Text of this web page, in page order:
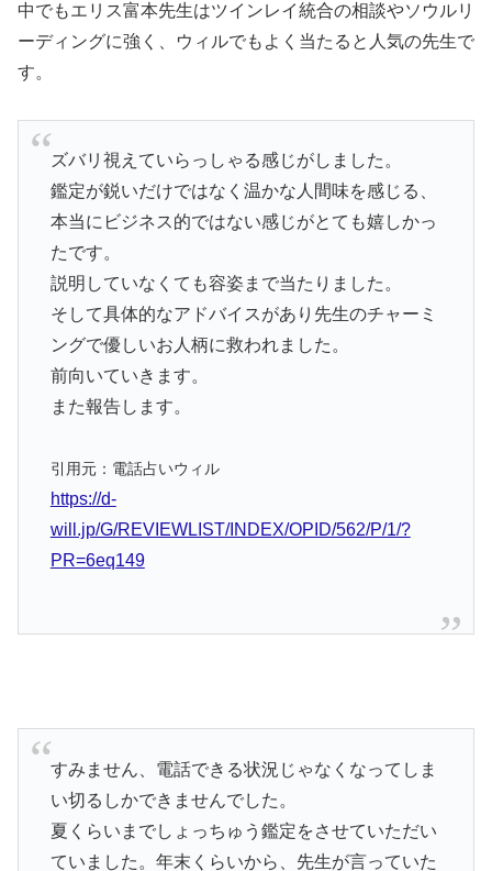
中でもエリス富本先生はツインレイ統合の相談やソウルリ
ーディングに強く、ウィルでもよく当たると人気の先生で
す。
ズバリ視えていらっしゃる感じがしました。
鑑定が鋭いだけではなく温かな人間味を感じる、
本当にビジネス的ではない感じがとても嬉しかっ
たです。
説明していなくても容姿まで当たりました。
そして具体的なアドバイスがあり先生のチャーミ
ングで優しいお人柄に救われました。
前向いていきます。
また報告します。
引用元：電話占いウィル
https://d-
will.jp/G/REVIEWLIST/INDEX/OPID/562/P/1/?
PR=6eq149
すみません、電話できる状況じゃなくなってしま
い切るしかできませんでした。
夏くらいまでしょっちゅう鑑定をさせていただい
ていました。年末くらいから、先生が言っていた